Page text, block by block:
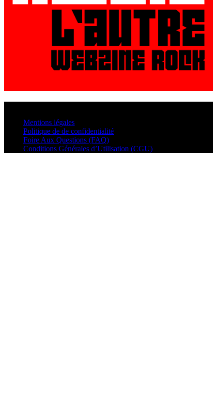
Mentions légales
Politique de de confidentialité
Foire Aux Questions (FAQ)
Conditions Générales d’Utilisation (CGU)